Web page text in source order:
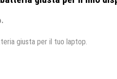
giusta per il tuo laptop.